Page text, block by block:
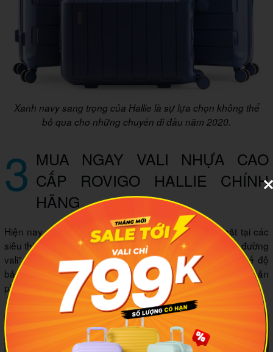
Xanh navy sang trọng của Hallie là sự lựa chọn không thể
bỏ qua cho những chuyến đi đầu năm 2020.
3 MUA NGAY VALI NHỰA CAO
CẤP ROVIGO HALLIE CHÍNH
HÃNG
Hiện nay, vali kéo nhựa giảm giá Rovigo đang có mặt tại các
siêu thị MIA.vn. Bạn có thể yên tâm chọn mua tại “thiên đường
vali” này bởi nguồn gốc xuất xứ thương hiệu rõ ràng, chế độ
bảo hành tốt và bạn sẽ được tư vấn kĩ càng để chọn mua sản
phẩm phù hợp với nhu cầu của mình nhất.